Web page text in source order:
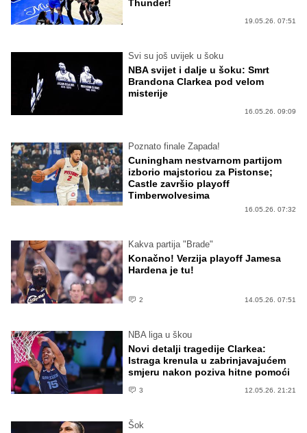
Thunder!
19.05.26. 07:51
Svi su još uvijek u šoku
NBA svijet i dalje u šoku: Smrt
Brandona Clarkea pod velom
misterije
16.05.26. 09:09
Poznato finale Zapada!
Cuningham nestvarnom partijom
izborio majstoricu za Pistonse;
Castle završio playoff
Timberwolvesima
16.05.26. 07:32
Kakva partija "Brade"
Konačno! Verzija playoff Jamesa
Hardena je tu!
2 14.05.26. 07:51
NBA liga u škou
Novi detalji tragedije Clarkea:
Istraga krenula u zabrinjavajućem
smjeru nakon poziva hitne pomoći
3 12.05.26. 21:21
Šok